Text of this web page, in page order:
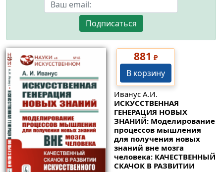
Подписаться
881 ₽
В корзину
Иванус А.И.
ИСКУССТВЕННАЯ
ГЕНЕРАЦИЯ НОВЫХ
ЗНАНИЙ: Моделирование
процессов мышления
для получения новых
знаний вне мозга
человека: КАЧЕСТВЕННЫЙ
СКАЧОК В РАЗВИТИИ